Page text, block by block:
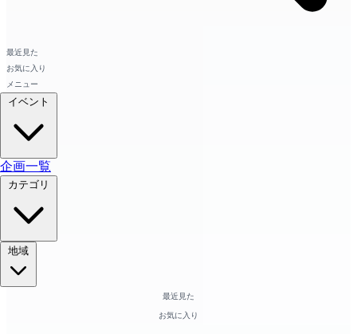
最近見た
お気に入り
メニュー
企画一覧
最近見た
お気に入り